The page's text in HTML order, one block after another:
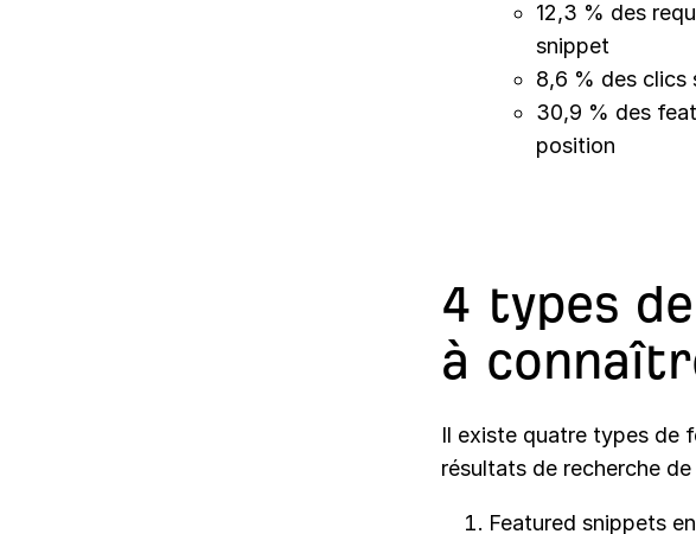
12,3 % des
snippet
8,6 % des clics
30,9 % des
position
4 types
à
Il existe quatre types de
résultats de recherche de
Featured snippets